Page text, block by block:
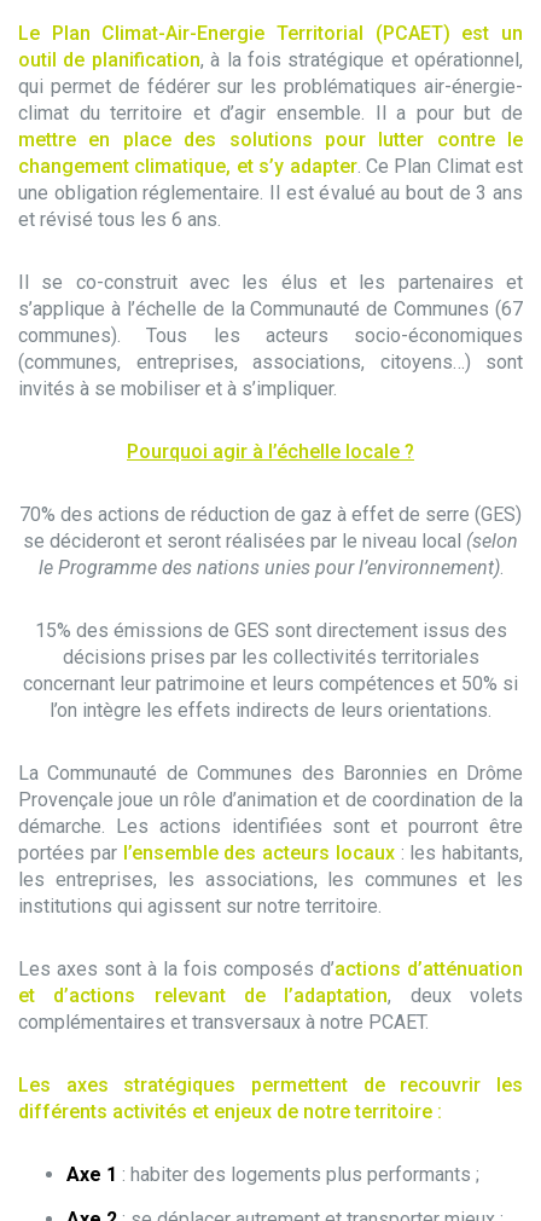
Le Plan Climat-Air-Energie Territorial (PCAET) est un
outil de planification, à la fois stratégique et opérationnel,
qui permet de fédérer sur les problématiques air-énergie-
climat du territoire et d’agir ensemble. Il a pour but de
mettre en place des solutions pour lutter contre le
changement climatique, et s’y adapter. Ce Plan Climat est
une obligation réglementaire. Il est évalué au bout de 3 ans
et révisé tous les 6 ans.
Il se co-construit avec les élus et les partenaires et
s’applique à l’échelle de la Communauté de Communes (67
communes). Tous les acteurs socio-économiques
(communes, entreprises, associations, citoyens…) sont
invités à se mobiliser et à s’impliquer.
Pourquoi agir à l’échelle locale ?
70% des actions de réduction de gaz à effet de serre (GES)
se décideront et seront réalisées par le niveau local (selon
le Programme des nations unies pour l’environnement).
15% des émissions de GES sont directement issus des
décisions prises par les collectivités territoriales
concernant leur patrimoine et leurs compétences et 50% si
l’on intègre les effets indirects de leurs orientations.
La Communauté de Communes des Baronnies en Drôme
Provençale joue un rôle d’animation et de coordination de la
démarche. Les actions identifiées sont et pourront être
portées par l’ensemble des acteurs locaux: les habitants,
les entreprises, les associations, les communes et les
institutions qui agissent sur notre territoire.
Les axes sont à la fois composés d’actions d’atténuation
et d’actions relevant de l’adaptation, deux volets
complémentaires et transversaux à notre PCAET.
Les axes stratégiques permettent de recouvrir les
différents activités et enjeux de notre territoire :
Axe 1 : habiter des logements plus performants ;